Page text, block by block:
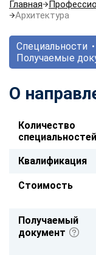
Главная
Архитектура
Специальности
Получаемые
О
Количество
специальностей
Квалификация
Стоимость
Получаемый
документ